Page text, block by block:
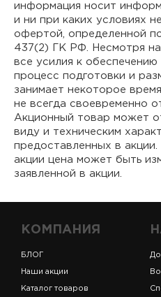
информация носит
и ни при каких условиях
офертой, определенной
437(2) ГК РФ. Несмотря
все усилия к
процесс подготовки и
занимает некоторое
не всегда своевременно
Акционный товар может
виду и техническим
предоставленных в
акции цена может быть
заявленной в акции.
КОМПАНИЯ
БЛОГ
Наши акции
Каталог товаров